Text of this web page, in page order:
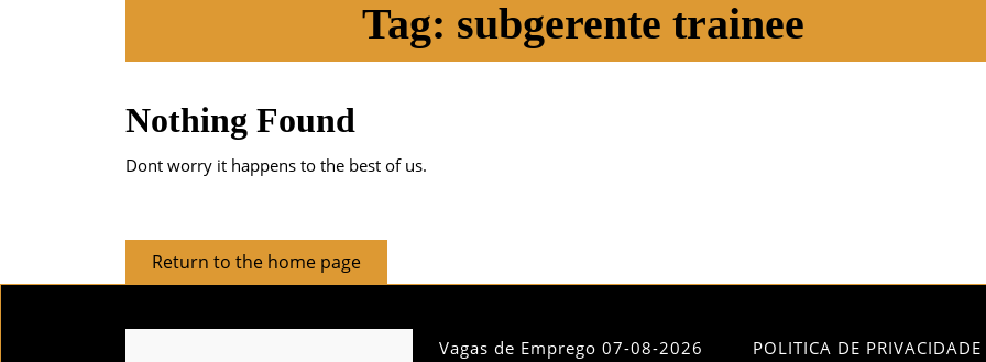
Tag: subgerente trainee
Nothing Found
Dont worry it happens to the best of us.
Return to the home pageReturn
to
Vagas de Emprego 07-08-2026
POLITICA DE PRIVACIDADE